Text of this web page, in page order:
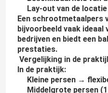
Lay-out van de
Een schrootmetaalpers
bijvoorbeeld vaak
bedrijven en biedt een
prestaties.
Vergelijking in de
In de praktijk:
Kleine persen →
Middelgrote persen